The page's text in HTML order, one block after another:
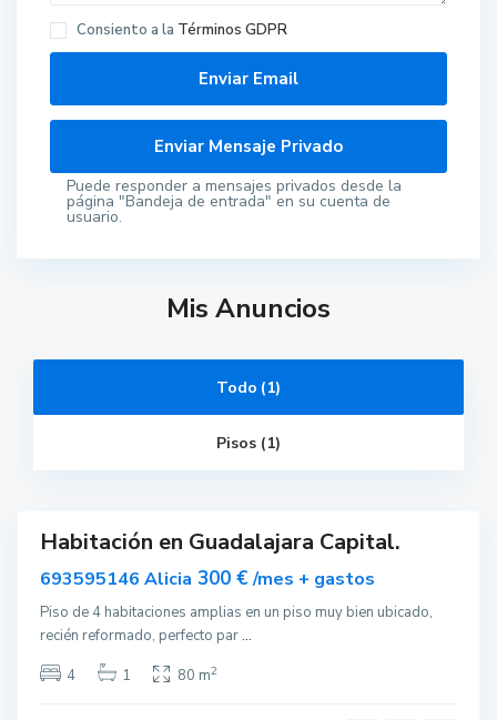
Consiento a la Términos GDPR
Puede responder a mensajes privados desde la
página "Bandeja de entrada" en su cuenta de
usuario.
Mis Anuncios
Todo (1)
Pisos (1)
u
l
Habitación en Guadalajara Capital.
693595146 Alicia 300 €/mes + gastos
Piso de 4 habitaciones amplias en un piso muy bien ubicado,
recién reformado, perfecto par...
4
1 80 m2